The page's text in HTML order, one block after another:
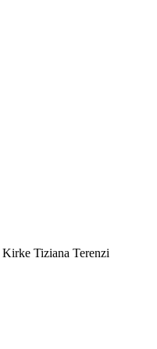
Kirke Tiziana Terenzi